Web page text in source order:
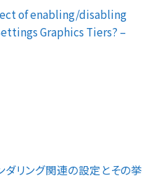
of enabling/disabling
Graphics Tiers? –
リング関連の設定とその挙